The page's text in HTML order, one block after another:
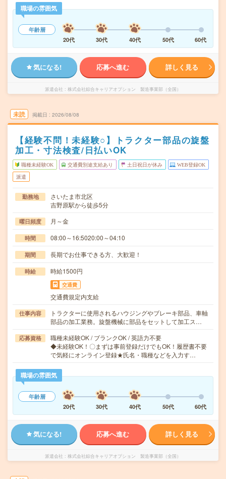
職場の雰囲気
年齢層
20代
30代 40代 50代 60代
気になる! 応募へ進む 詳しく見る
派遣会社 株式会社綜合キャリアオプション 製造事業部（全国）
未読 掲載日 2026/08/08
【経験不問！未経験○】トラクター部品の旋盤
加工・寸法検査/日払いOK
職種未経験OK 交通費別途支給あり 土日祝日が休み WEB登録OK
派遣
勤務地
さいたま市北区
吉野原駅から徒歩5分
曜日頻度 月～金
時間 08:00～16:5020:00～04:10
期間 長期でお仕事できる方、大歓迎！
時給 時給1500円
交通費
交通費規定内支給
仕事内容
トラクターに使用されるハウジングやブレーキ部品、車軸
部品の加工業務。旋盤機械に部品をセットして加工ス…
応募資格
職種未経験OK / ブランクOK / 英語力不要
◆未経験OK！〇まずは事前登録だけでもOK！履歴書不要
で気軽にオンライン登録★氏名・職種などを入力す…
職場の雰囲気
年齢層
20代
30代 40代 50代 60代
気になる! 応募へ進む 詳しく見る
派遣会社 株式会社綜合キャリアオプション 製造事業部（全国）